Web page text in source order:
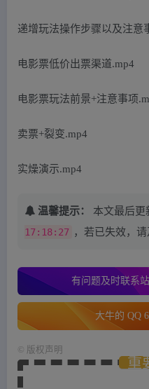
递增玩法操作步骤以及注意
电影票低价出票渠道.mp4
电影票玩法前景+注意事项
卖票+裂变.mp4
实燥演示.mp4
温馨提示： 本文最后更
17:18:27 ，若已失效，
有问题及时联系
大牛的 QQ
版权声明
重